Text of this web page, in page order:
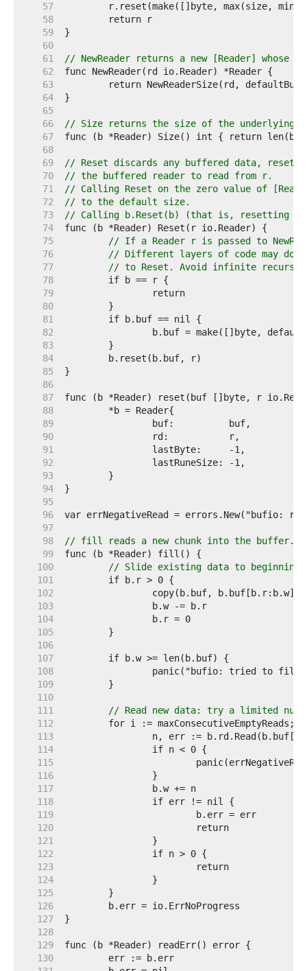
    57
    58
    59
    60
    61
// NewReader returns a new [Reader]
    62
    63
    64
    65
    66
// Size returns the size of the underlying
    67
    68
    69
// Reset discards any buffered data,
    70
// the buffered reader to read from r.
    71
// Calling Reset on the zero value of
    72
// to the default size.
    73
// Calling b.Reset(b) (that is, resetting a
    74
    75
// If a Reader r is passed to
    76
// Different layers of code may do
    77
// to Reset. Avoid infinite
    78
    79
    80
    81
    82
    83
    84
    85
    86
    87
    88
    89
    90
    91
    92
    93
    94
    95
    96
    97
    98
// fill reads a new chunk into the buffer.
    99
   100
// Slide existing data to beginning.
   101
   102
   103
   104
   105
   106
   107
   108
   109
   110
   111
// Read new data: try a limited
   112
   113
   114
   115
   116
   117
   118
   119
   120
   121
   122
   123
   124
   125
   126
   127
   128
   129
   130